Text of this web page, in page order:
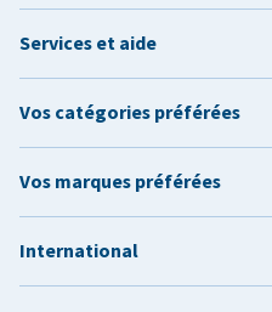
Services et aide
Vos catégories préférées
Vos marques préférées
International